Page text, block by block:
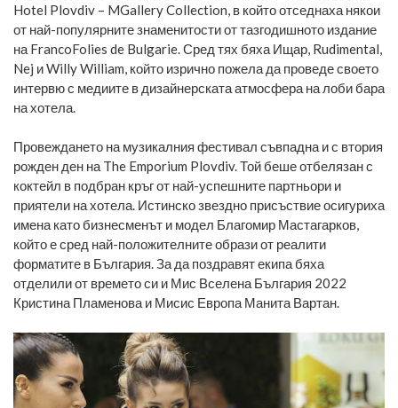
Hotel Plovdiv – MGallery Collection, в който отседнаха някои
от най-популярните знаменитости от тазгодишното издание
на FrancoFolies de Bulgarie. Сред тях бяха Ищар, Rudimental,
Nej и Willy William, който изрично пожела да проведе своето
интервю с медиите в дизайнерската атмосфера на лоби бара
на хотела.
Провеждането на музикалния фестивал съвпадна и с втория
рожден ден на The Emporium Plovdiv. Той беше отбелязан с
коктейл в подбран кръг от най-успешните партньори и
приятели на хотела. Истинско звездно присъствие осигуриха
имена като бизнесменът и модел Благомир Мастагарков,
който е сред най-положителните образи от реалити
форматите в България. За да поздравят екипа бяха
отделили от времето си и Мис Вселена България 2022
Кристина Пламенова и Мисис Европа Манита Вартан.